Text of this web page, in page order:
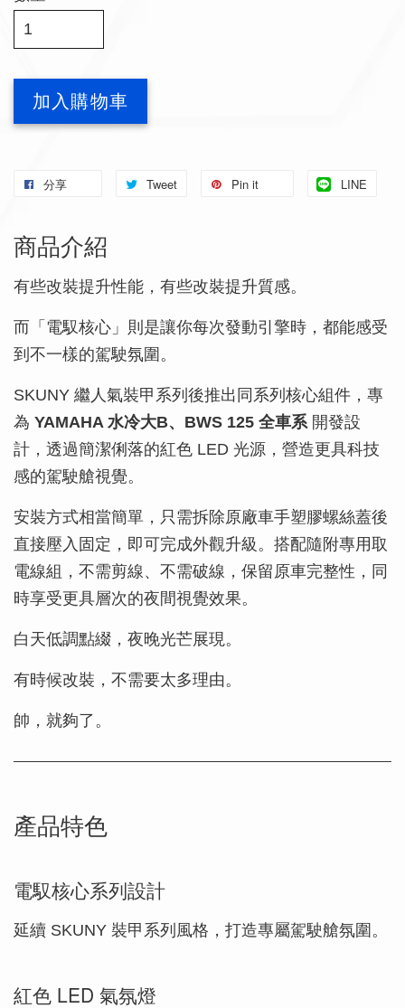
加入購物車
分享 Tweet Pin it LINE
商品介紹
有些改裝提升性能，有些改裝提升質感。
而「電馭核心」則是讓你每次發動引擎時，都能感受
到不一樣的駕駛氛圍。
SKUNY 繼人氣裝甲系列後推出同系列核心組件，專
為 YAMAHA 水冷大B、BWS 125 全車系開發設
計，透過簡潔俐落的紅色 LED 光源，營造更具科技
感的駕駛艙視覺。
安裝方式相當簡單，只需拆除原廠車手塑膠螺絲蓋後
直接壓入固定，即可完成外觀升級。搭配隨附專用取
電線組，不需剪線、不需破線，保留原車完整性，同
時享受更具層次的夜間視覺效果。
白天低調點綴，夜晚光芒展現。
有時候改裝，不需要太多理由。
帥，就夠了。
產品特色
電馭核心系列設計
延續 SKUNY 裝甲系列風格，打造專屬駕駛艙氛圍。
紅色 LED 氣氛燈